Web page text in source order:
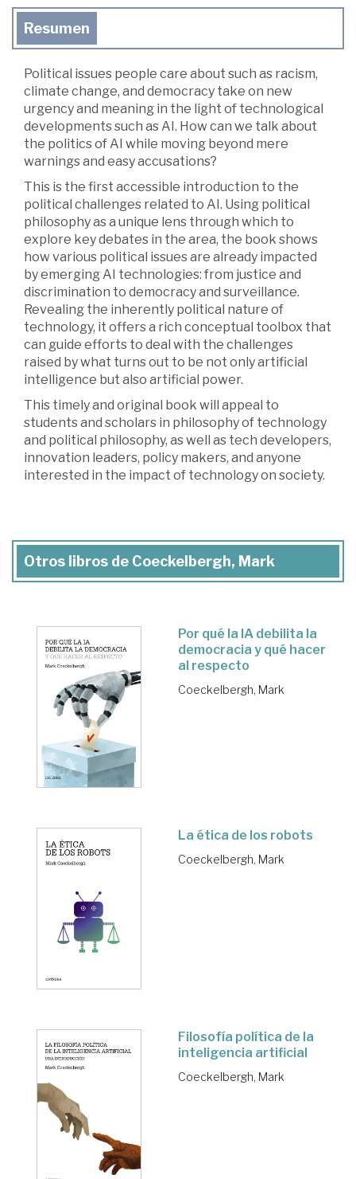
Resumen
Political issues people care about such as racism,
climate change, and democracy take on new
urgency and meaning in the light of technological
developments such as AI. How can we talk about
the politics of AI while moving beyond mere
warnings and easy accusations?
This is the first accessible introduction to the
political challenges related to AI. Using political
philosophy as a unique lens through which to
explore key debates in the area, the book shows
how various political issues are already impacted
by emerging AI technologies: from justice and
discrimination to democracy and surveillance.
Revealing the inherently political nature of
technology, it offers a rich conceptual toolbox that
can guide efforts to deal with the challenges
raised by what turns out to be not only artificial
intelligence but also artificial power.
This timely and original book will appeal to
students and scholars in philosophy of technology
and political philosophy, as well as tech developers,
innovation leaders, policy makers, and anyone
interested in the impact of technology on society.
Otros libros de Coeckelbergh, Mark
Por qué la IA debilita la
democracia y qué hacer
al respecto
Coeckelbergh, Mark
La ética de los robots
Coeckelbergh, Mark
Filosofía política de la
inteligencia artificial
Coeckelbergh, Mark